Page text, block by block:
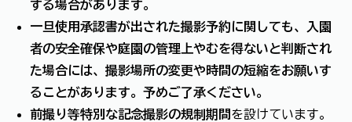
する場合があります。
一旦使用承認書が出された撮影予約に関しても、入園
者の安全確保や庭園の管理上やむを得ないと判断され
た場合には、撮影場所の変更や時間の短縮をお願いす
ることがあります。予めご了承ください。
前撮り等特別な記念撮影の規制期間を設けています。